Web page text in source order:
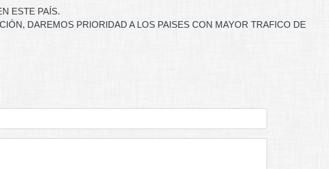
ESTE PAÍS.
DAREMOS PRIORIDAD A LOS PAISES CON MAYOR TRAFICO DE